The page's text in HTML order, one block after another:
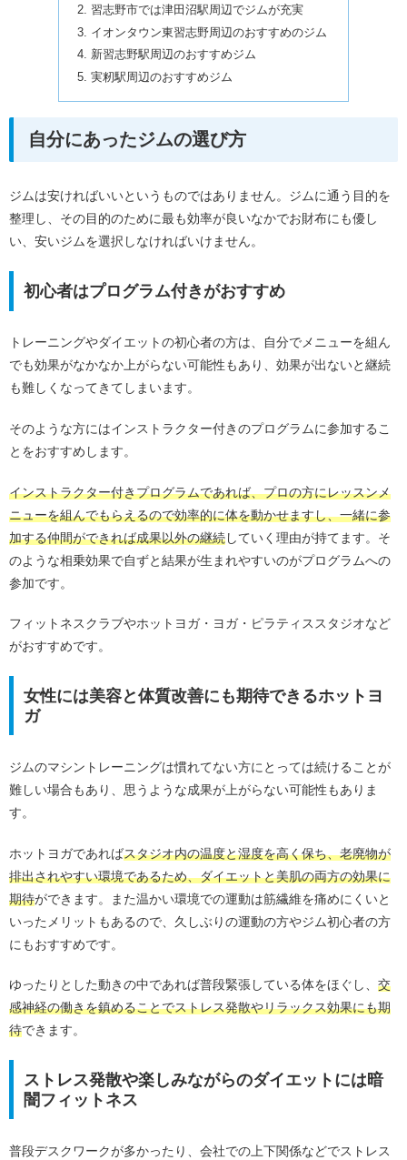
習志野市では津田沼駅周辺でジムが充実
イオンタウン東習志野周辺のおすすめのジム
新習志野駅周辺のおすすめジム
実籾駅周辺のおすすめジム
自分にあったジムの選び方
ジムは安ければいいというものではありません。ジムに通う目的を
整理し、その目的のために最も効率が良いなかでお財布にも優し
い、安いジムを選択しなければいけません。
初心者はプログラム付きがおすすめ
トレーニングやダイエットの初心者の方は、自分でメニューを組ん
でも効果がなかなか上がらない可能性もあり、効果が出ないと継続
も難しくなってきてしまいます。
そのような方にはインストラクター付きのプログラムに参加するこ
とをおすすめします。
インストラクター付きプログラムであれば、プロの方にレッスンメ
ニューを組んでもらえるので効率的に体を動かせますし、一緒に参
加する仲間ができれば成果以外の継続していく理由が持てます。そ
のような相乗効果で自ずと結果が生まれやすいのがプログラムへの
参加です。
フィットネスクラブやホットヨガ・ヨガ・ピラティススタジオなど
がおすすめです。
女性には美容と体質改善にも期待できるホットヨ
ガ
ジムのマシントレーニングは慣れてない方にとっては続けることが
難しい場合もあり、思うような成果が上がらない可能性もありま
す。
ホットヨガであればスタジオ内の温度と湿度を高く保ち、老廃物が
排出されやすい環境であるため、ダイエットと美肌の両方の効果に
期待ができます。また温かい環境での運動は筋繊維を痛めにくいと
いったメリットもあるので、久しぶりの運動の方やジム初心者の方
にもおすすめです。
ゆったりとした動きの中であれば普段緊張している体をほぐし、 交
感神経の働きを鎮めることでストレス発散やリラックス効果にも期
待できます。
ストレス発散や楽しみながらのダイエットには暗
闇フィットネス
普段デスクワークが多かったり、会社での上下関係などでストレス